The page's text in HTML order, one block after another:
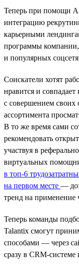
Теперь при помощи
интеграцию
карьерными
программы компании,
и популярных
Соискатели хотят
нравится и
с совершением
ассортимента
В то же время сами
рекомендовать
участвуя в
виртуальных
в топ-6
на первом месте —
тренд на применение
Теперь команды
Talantix смогут
способами — через
сразу в CRM-